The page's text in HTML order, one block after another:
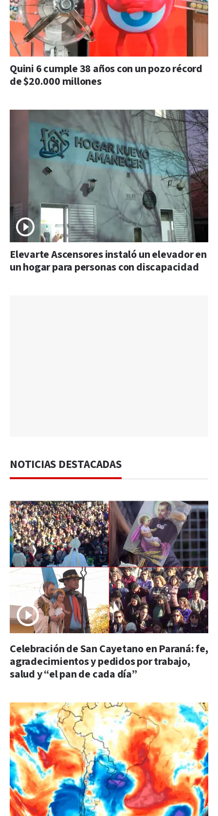
Quini 6 cumple 38 años con un pozo récord
de $20.000 millones
Elevarte Ascensores instaló un elevador en
un hogar para personas con discapacidad
NOTICIAS DESTACADAS
Celebración de San Cayetano en Paraná: fe,
agradecimientos y pedidos por trabajo,
salud y “el pan de cada día”